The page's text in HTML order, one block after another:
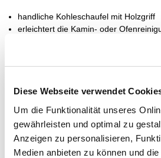
Diese Webseite verwendet
Um die Funktionalität unseres
gewährleisten und optimal zu
Anzeigen zu personalisieren,
Medien anbieten zu können und
handliche Kohleschaufel mit Holzgriff
erleichtert die Kamin- oder
ideal als hilfreiches Zubehör für
bei Nichtgebrauch platzsparend
Lieferung nach Hause
Um Abholung im Markt nutzen zu